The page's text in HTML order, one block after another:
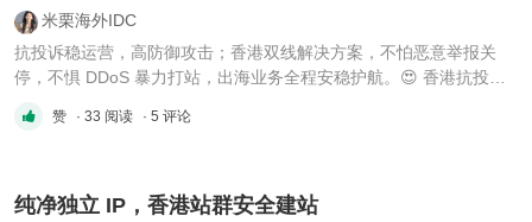
米栗海外IDC
抗投诉稳运营，高防御攻击；香港双线解决方案，不怕恶意举报关
停，不惧 DDoS 暴力打站，出海业务全程安稳护航。😍 香港抗投诉
题不牵连整体业务，CN2 线路免备案快速上线。 适配业务：SEO 站
赞 · 33 阅读 · 5 评论
纯净独立 IP，香港站群安全建站